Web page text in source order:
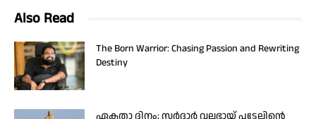
Also Read
The Born Warrior: Chasing Passion and Rewriting
Destiny
ഏകതാ ദിനം; സർദാർ വല്ലഭായ് പട്ടേലിന്റെ